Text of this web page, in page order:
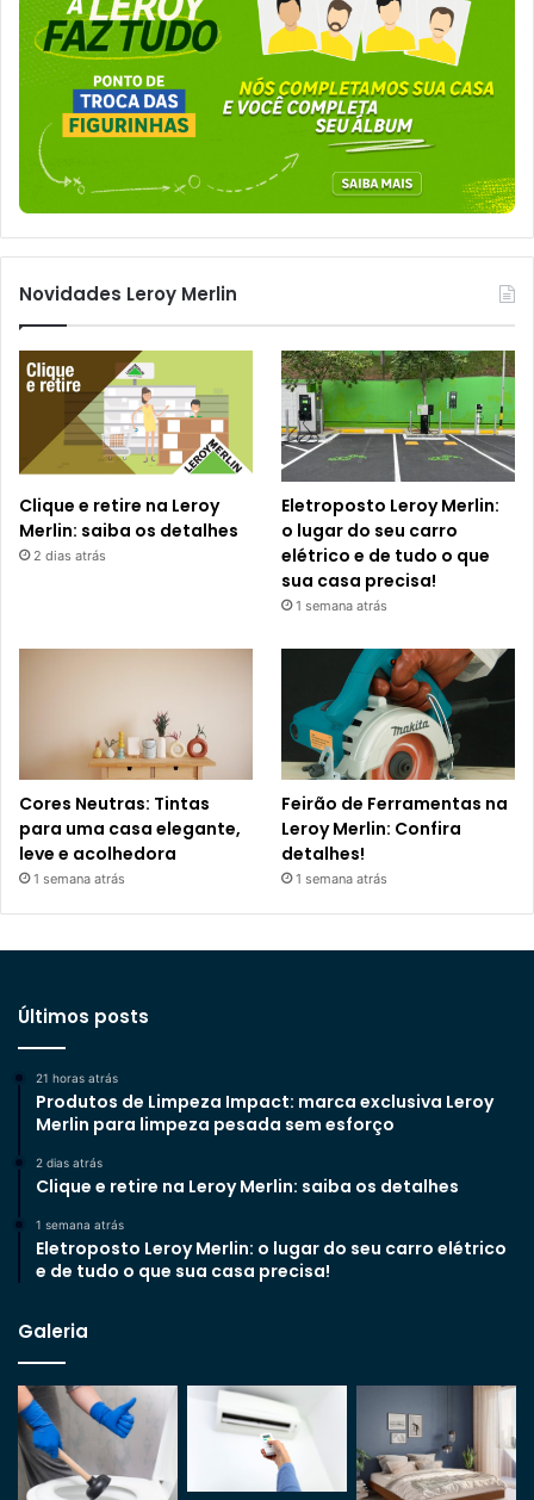
Novidades Leroy Merlin
Clique e retire na Leroy
Merlin: saiba os detalhes
2 dias atrás
Eletroposto Leroy Merlin:
o lugar do seu carro
elétrico e de tudo o que
sua casa precisa!
1 semana atrás
Cores Neutras: Tintas
para uma casa elegante,
leve e acolhedora
1 semana atrás
Feirão de Ferramentas na
Leroy Merlin: Confira
detalhes!
1 semana atrás
Últimos posts
21 horas atrás
Produtos de Limpeza Impact: marca exclusiva Leroy
Merlin para limpeza pesada sem esforço
2 dias atrás
Clique e retire na Leroy Merlin: saiba os detalhes
1 semana atrás
Eletroposto Leroy Merlin: o lugar do seu carro elétrico
e de tudo o que sua casa precisa!
Galeria